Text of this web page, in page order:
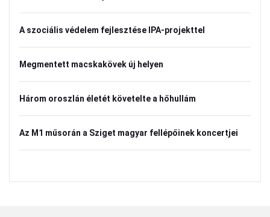
A szociális védelem fejlesztése IPA-projekttel
Megmentett macskakövek új helyen
Három oroszlán életét követelte a hőhullám
Az M1 műsorán a Sziget magyar fellépőinek koncertjei